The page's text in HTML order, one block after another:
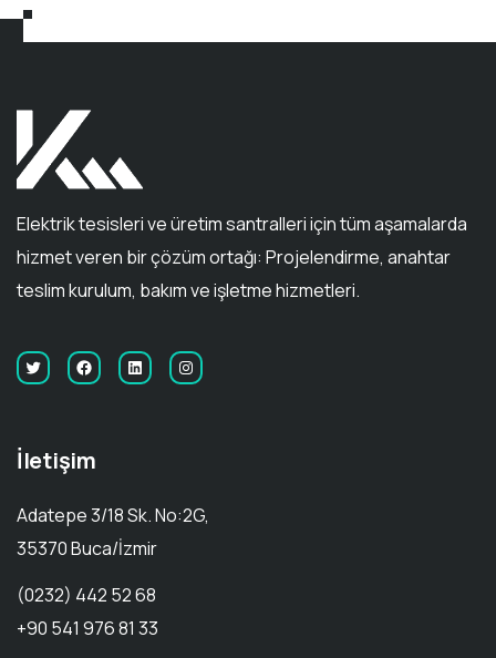
Elektrik tesisleri ve üretim santralleri için tüm aşamalarda
hizmet veren bir çözüm ortağı: Projelendirme, anahtar
teslim kurulum, bakım ve işletme hizmetleri.
İletişim
Adatepe 3/18 Sk. No:2G,
35370 Buca/İzmir
(0232) 442 52 68
+90 541 976 81 33